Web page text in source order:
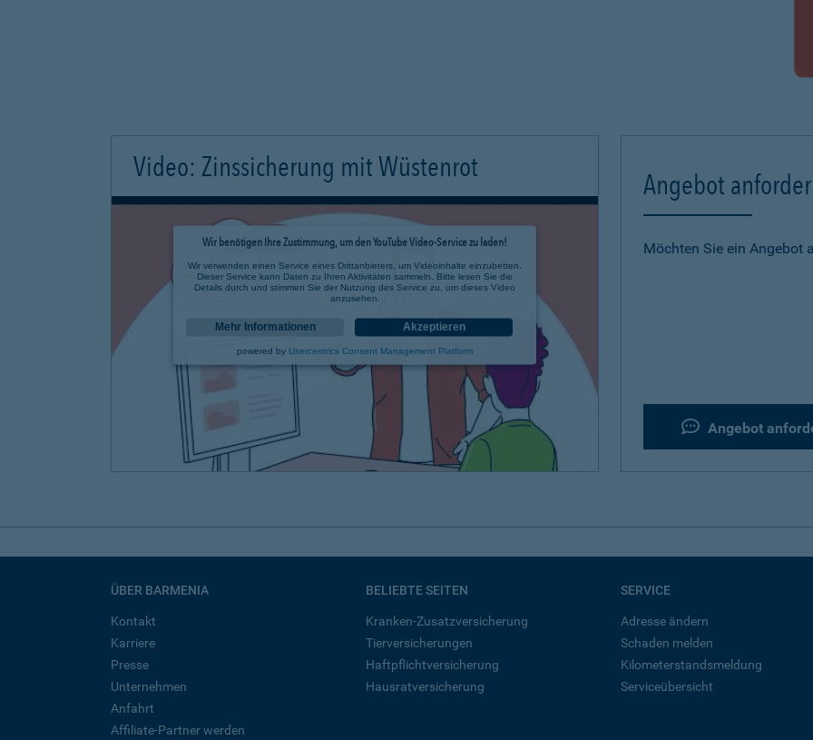
Video: Zinssicherung mit Wüstenrot
Wir benötigen Ihre Zustimmung, um den YouTube Video-Service zu laden!
Wir verwenden einen Service eines Drittanbieters, um Videoinhalte einzubetten.
Dieser Service kann Daten zu Ihren Aktivitäten sammeln. Bitte lesen Sie die
Details durch und stimmen Sie der Nutzung des Service zu, um dieses Video
anzusehen.
Mehr Informationen Akzeptieren
powered by Usercentrics Consent Management Platform
Angebot
Möchten Sie ein Angebot
Angebot
ÜBER BARMENIA
Kontakt
Karriere
Presse
Unternehmen
Anfahrt
Affiliate-Partner werden
BELIEBTE SEITEN
Kranken-Zusatzversicherung
Tierversicherungen
Haftpflichtversicherung
Hausratversicherung
SERVICE
Adresse ändern
Schaden melden
Kilometerstandsmeldung
Serviceübersicht